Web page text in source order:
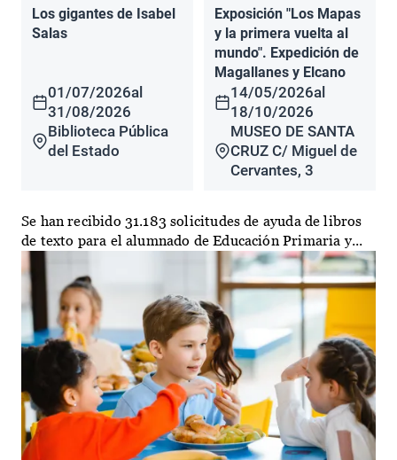
Los gigantes de Isabel
Salas
01/07/2026al
31/08/2026
Biblioteca Pública
del Estado
Exposición "Los Mapas
y la primera vuelta al
mundo". Expedición de
Magallanes y Elcano
14/05/2026al
18/10/2026
MUSEO DE SANTA
CRUZ C/ Miguel de
Cervantes, 3
Se han recibido 31.183 solicitudes de ayuda de libros
de texto para el alumnado de Educación Primaria y...